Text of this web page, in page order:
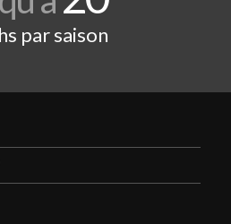
par saison